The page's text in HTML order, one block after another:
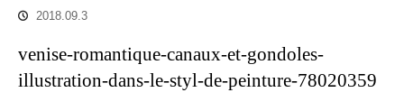
2018.09.3
venise-romantique-canaux-et-gondoles-
illustration-dans-le-styl-de-peinture-78020359